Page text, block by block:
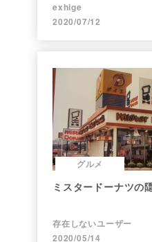
exhige
2020/07/12
グルメ
ミスタードーナツの
存在しないユーザー
2020/05/14